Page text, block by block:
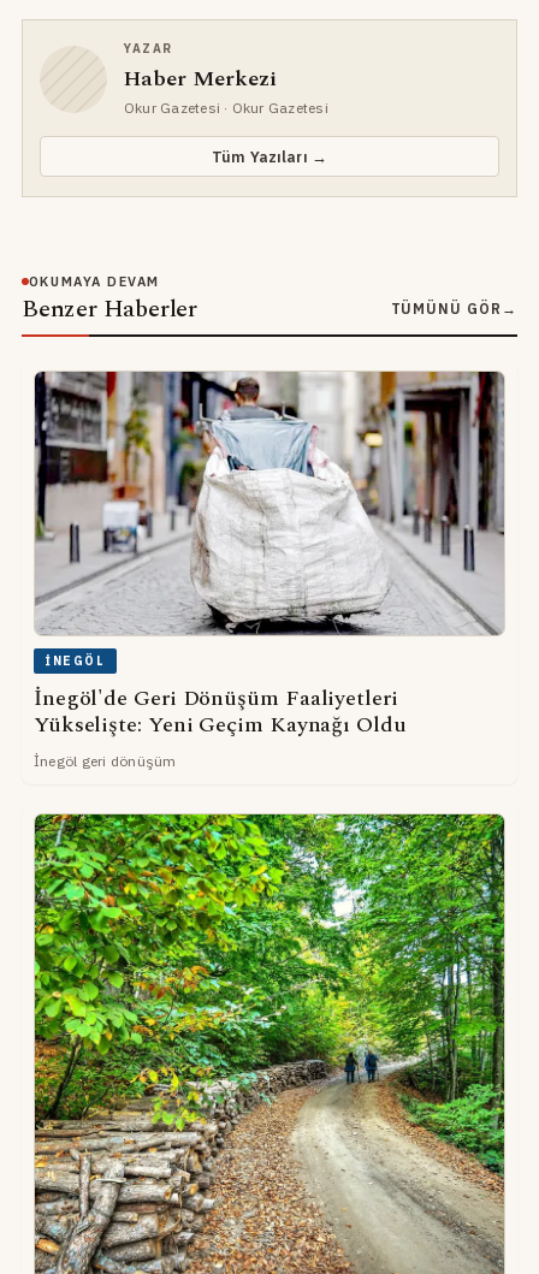
YAZAR
Haber Merkezi
Okur Gazetesi · Okur Gazetesi
Tüm Yazıları →
OKUMAYA DEVAM
Benzer Haberler TÜMÜNÜ GÖR →
İNEGÖL
İnegöl'de Geri Dönüşüm Faaliyetleri
Yükselişte: Yeni Geçim Kaynağı Oldu
İnegöl geri dönüşüm